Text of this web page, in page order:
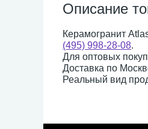
Описание
Керамогранит
(495) 998-28-08.
Для оптовых
Доставка по
Реальный вид